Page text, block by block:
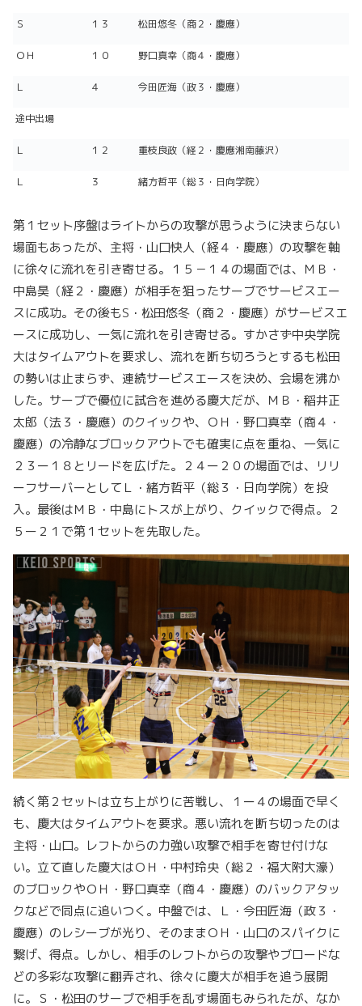
Ｓ １３ 松田悠冬（商２・慶應）
ＯＨ １０ 野口真幸（商４・慶應）
Ｌ ４ 今田匠海（政３・慶應）
途中出場
Ｌ １２ 重枝良政（経２・慶應湘南藤沢）
Ｌ ３ 緒方哲平（総３・日向学院）
第１セット序盤はライトからの攻撃が思うように決まらない
場面もあったが、主将・山口快人（経４・慶應）の攻撃を軸
に徐々に流れを引き寄せる。１５－１４の場面では、ＭＢ・
中島昊（経２・慶應）が相手を狙ったサーブでサービスエー
スに成功。その後もS・松田悠冬（商２・慶應）がサービスエ
ースに成功し、一気に流れを引き寄せる。すかさず中央学院
大はタイムアウトを要求し、流れを断ち切ろうとするも松田
の勢いは止まらず、連続サービスエースを決め、会場を沸か
した。サーブで優位に試合を進める慶大だが、ＭＢ・稲井正
太郎（法３・慶應）のクイックや、ＯＨ・野口真幸（商４・
慶應）の冷静なブロックアウトでも確実に点を重ね、一気に
２３ー１８とリードを広げた。２４ー２０の場面では、リリ
ーフサーバーとしてＬ・緒方哲平（総３・日向学院）を投
入。最後はＭＢ・中島にトスが上がり、クイックで得点。２
５ー２１で第１セットを先取した。
続く第２セットは立ち上がりに苦戦し、１ー４の場面で早く
も、慶大はタイムアウトを要求。悪い流れを断ち切ったのは
主将・山口。レフトからの力強い攻撃で相手を寄せ付けな
い。立て直した慶大はＯＨ・中村玲央（総２・福大附大濠）
のブロックやＯＨ・野口真幸（商４・慶應）のバックアタッ
クなどで同点に追いつく。中盤では、Ｌ・今田匠海（政３・
慶應）のレシーブが光り、そのままＯＨ・山口のスパイクに
繋げ、得点。しかし、相手のレフトからの攻撃やブロードな
どの多彩な攻撃に翻弄され、徐々に慶大が相手を追う展開
に。Ｓ・松田のサーブで相手を乱す場面もみられたが、なか